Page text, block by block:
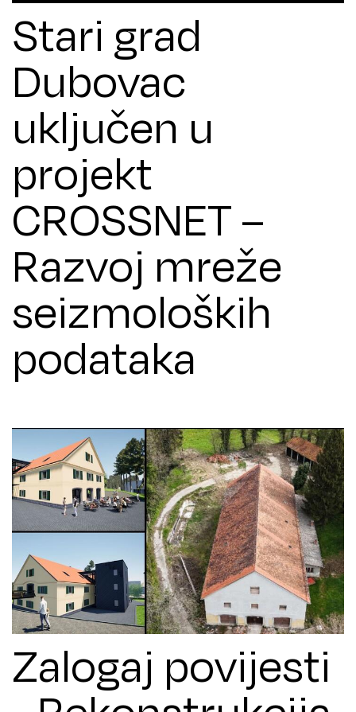
Stari grad
Dubovac
uključen u
projekt
CROSSNET –
Razvoj mreže
seizmoloških
podataka
Zalogaj povijesti